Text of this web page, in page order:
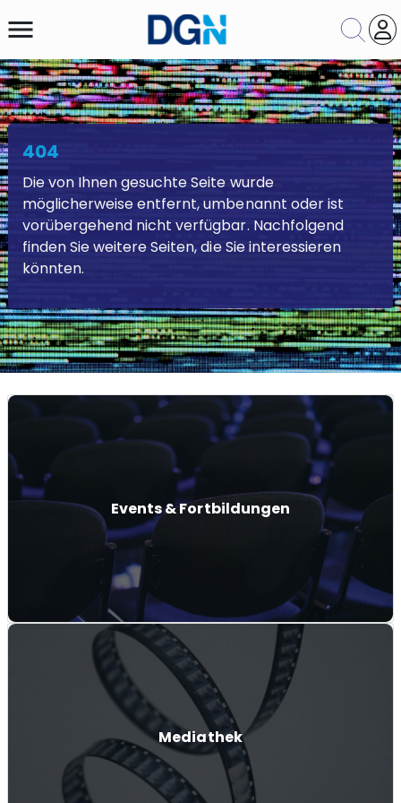
Leitliniensuche
Suche nach Kapitel
Suche Zurücksetzen
menu
404
Die von Ihnen gesuchte Seite wurde
möglicherweise entfernt, umbenannt oder ist
vorübergehend nicht verfügbar. Nachfolgend
finden Sie weitere Seiten, die Sie interessieren
könnten.
Events & Fortbildungen
Mediathek